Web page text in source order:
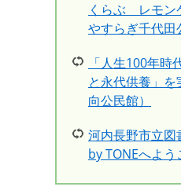
くらぶ レモン
やすらぎ千代田
「人生100年時
と永代供養」
向公民館）
河内長野市立
by TONEへよう